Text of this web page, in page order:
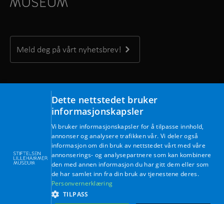
Meld deg på vårt nyhetsbrev!
Kontakt oss
Maihaugvegen 1, 2609 Lillehammer
Mandag – fredag kl. 09.00 – 15.30
post@lillehammermuseum.no
Ansatte
Personvernerklæring
Dette nettstedet bruker
informasjonskapsler
Vi bruker informasjonskapsler for å tilpasse innhold,
annonser og analysere trafikken vår. Vi deler også
informasjon om din bruk av nettstedet vårt med våre
annonserings- og analysepartnere som kan kombinere
den med annen informasjon du har gitt dem eller som
de har samlet inn fra din bruk av tjenestene deres.
Personvernerklæring
TILPASS